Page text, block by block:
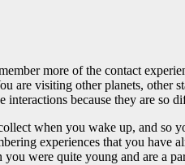
more of the contact
are visiting other planets,
because they are so
when you wake up, and so
experiences that you have
were quite young and are a